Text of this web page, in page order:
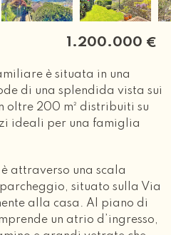
1.200.000 €
è situata in una
di una splendida vista sui
oltre 200 m² distribuiti su
ideali per una famiglia
attraverso una scala
situato sulla Via
alla casa. Al piano di
un atrio d’ingresso,